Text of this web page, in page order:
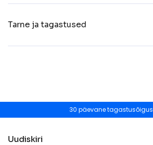
Tarne ja tagastused
30 päevane tagastusõigus
Uudiskiri